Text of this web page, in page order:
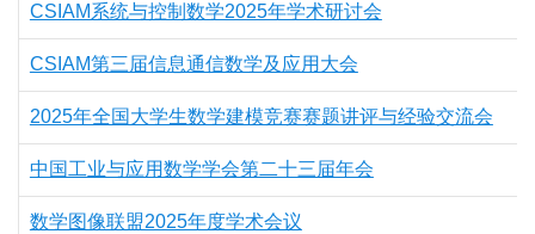
CSIAM系统与控制数学2025年学术研讨会
CSIAM第三届信息通信数学及应用大会
2025年全国大学生数学建模竞赛赛题讲评与经验交流会
中国工业与应用数学学会第二十三届年会
数学图像联盟2025年度学术会议